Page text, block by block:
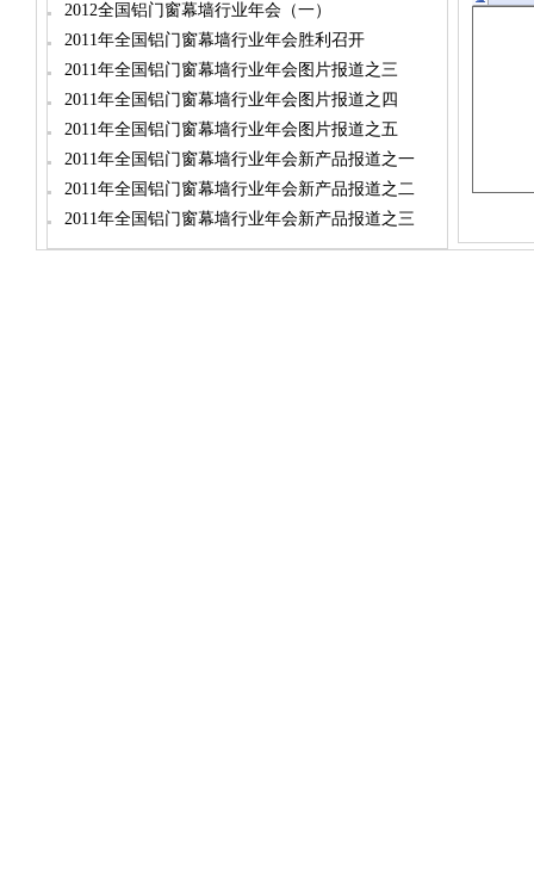
2012全国铝门窗幕墙行业年会（一）
2011年全国铝门窗幕墙行业年会胜利召开
2011年全国铝门窗幕墙行业年会图片报道之三
2011年全国铝门窗幕墙行业年会图片报道之四
2011年全国铝门窗幕墙行业年会图片报道之五
2011年全国铝门窗幕墙行业年会新产品报道之一
2011年全国铝门窗幕墙行业年会新产品报道之二
2011年全国铝门窗幕墙行业年会新产品报道之三